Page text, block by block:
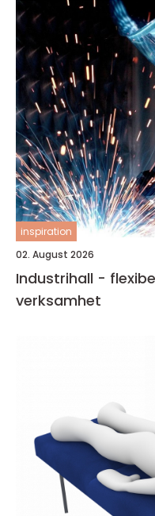
inspiration
02. August 2026
Industrihall -
verksamhet